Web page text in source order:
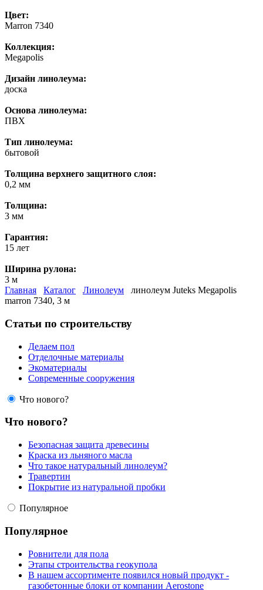
Цвет:
Marron 7340
Коллекция:
Megapolis
Дизайн линолеума:
доска
Основа линолеума:
ПВХ
Тип линолеума:
бытовой
Толщина верхнего защитного слоя:
0,2 мм
Толщина:
3 мм
Гарантия:
15 лет
Ширина рулона:
3 м
Главная
Каталог Линолеум
линолеум Juteks Megapolis
marron 7340, 3 м
Статьи по строительству
Делаем пол
Отделочные материалы
Экоматериалы
Современные сооружения
Что нового?
Что нового?
Безопасная защита древесины
Краска из льняного масла
Что такое натуральный линолеум?
Травертин
Покрытие из натуральной пробки
Популярное
Популярное
Ровнители для пола
Этапы строительства геокупола
В нашем ассортименте появился новый продукт -
газобетонные блоки от компании Aerostone